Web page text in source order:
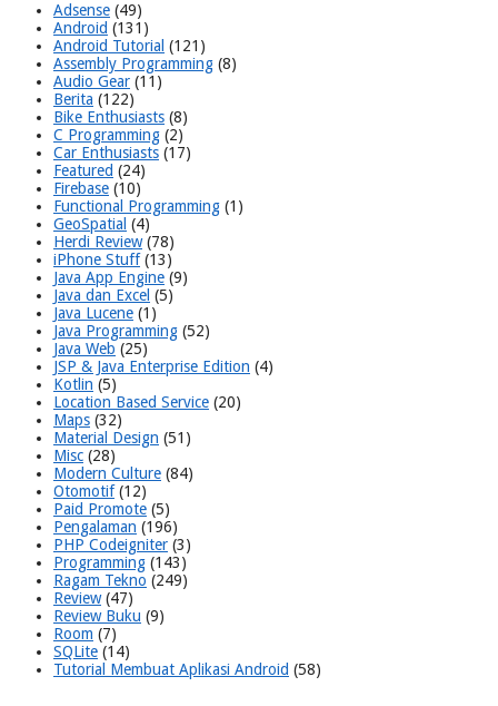
Adsense (49)
Android (131)
Android Tutorial (121)
Assembly Programming (8)
Audio Gear (11)
Berita (122)
Bike Enthusiasts (8)
C Programming (2)
Car Enthusiasts (17)
Featured (24)
Firebase (10)
Functional Programming (1)
GeoSpatial (4)
Herdi Review(78)
iPhone Stuff(13)
Java App Engine (9)
Java dan Excel (5)
Java Lucene (1)
Java Programming (52)
Java Web (25)
JSP & Java Enterprise Edition (4)
Kotlin (5)
Location Based Service (20)
Maps (32)
Material Design (51)
Misc (28)
Modern Culture (84)
Otomotif(12)
Paid Promote (5)
Pengalaman (196)
PHP Codeigniter (3)
Programming (143)
Ragam Tekno (249)
Review(47)
Review Buku (9)
Room (7)
SQLite (14)
Tutorial Membuat Aplikasi Android (58)